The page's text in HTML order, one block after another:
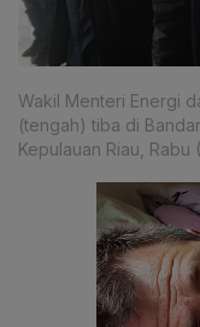
Wakil Menteri Energi
(tengah) tiba di
Kepulauan Riau, Rabu